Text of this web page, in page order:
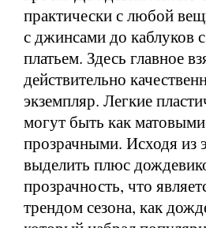
практически с любой
с джинсами до каблуков
платьем. Здесь главное
действительно
экземпляр. Легкие
могут быть как
прозрачными. Исходя из
выделить плюс
прозрачность, что
трендом сезона, как